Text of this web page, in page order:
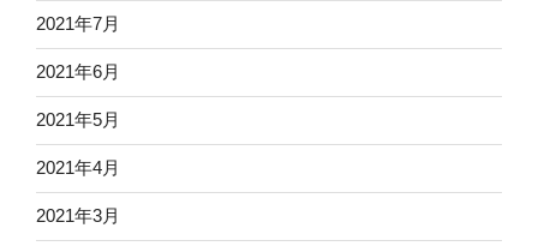
2021年7月
2021年6月
2021年5月
2021年4月
2021年3月